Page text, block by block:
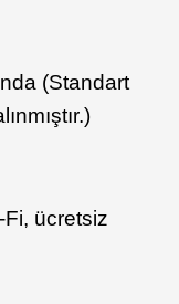
(Standart
Fi, ücretsiz